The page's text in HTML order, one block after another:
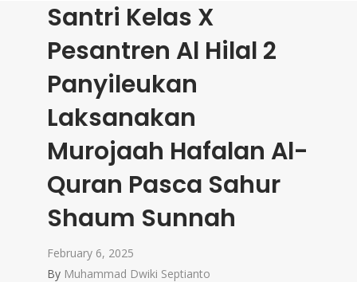
Santri Kelas X
Pesantren Al Hilal 2
Panyileukan
Laksanakan
Murojaah Hafalan Al-
Quran Pasca Sahur
Shaum Sunnah
February 6, 2025
By Muhammad Dwiki Septianto